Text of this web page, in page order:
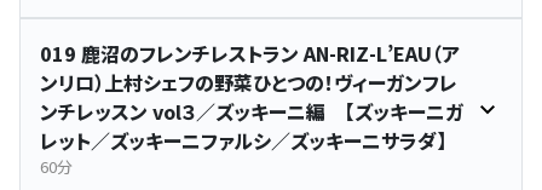
019 鹿沼のフレンチレストラン AN-RIZ-L’EAU（ア
ンリロ）上村シェフの野菜ひとつの！ヴィーガンフレ
ンチレッスン vol３／ズッキーニ編 【ズッキーニガ
レット／ズッキーニファルシ／ズッキーニサラダ】
60分